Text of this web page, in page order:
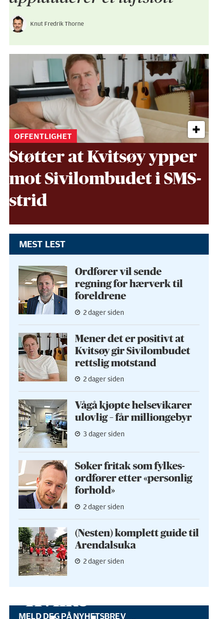
Knut Fredrik Thorne
OFFENTLIGHET
Støtter at Kvitsøy ypper
mot Sivil­ombudet i SMS-
strid
MEST LEST
Ordfører vil sende
regning for hærverk til
foreldrene
2 dager siden
Mener det er positivt at
Kvitsøy gir Sivilombudet
rettslig motstand
2 dager siden
Vågå kjøpte helse­vikarer
ulovlig – får milliongebyr
3 dager siden
Søker fritak som fylkes­
ordfører etter «personlig
forhold»
2 dager siden
(Nesten) komplett guide til
Arendalsuka
2 dager siden
MELD DEG PÅ NYHETSBREV
Hvilke